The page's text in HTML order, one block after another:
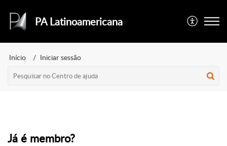
PA Latinoamericana
Início Iniciar sessão
Já é membro?